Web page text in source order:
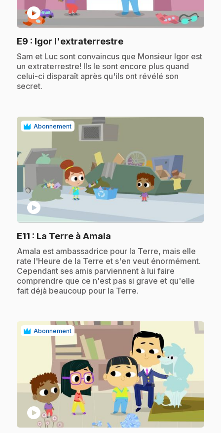
play_circle
E9 : Igor l'extraterrestre.
.Sam et Luc sont convaincus que Monsieur Igor est
un extraterrestre! Ils le sont encore plus quand
celui-ci disparaît après qu'ils ont révélé son
secret.
Abonnement
play_circle
E11 : La Terre à Amala
.Amala est ambassadrice pour la Terre, mais elle
rate l'Heure de la Terre et s'en veut énormément.
Cependant ses amis parviennent à lui faire
comprendre que ce n'est pas si grave et qu'elle
fait déjà beaucoup pour la Terre.
Abonnement
play_circle